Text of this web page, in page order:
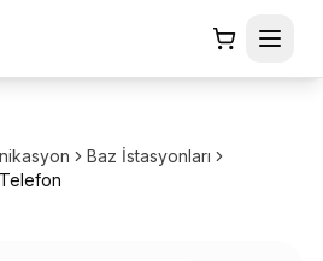
Baz İstasyonları